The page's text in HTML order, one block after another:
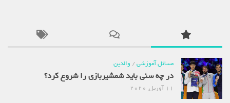
مسائل آموزشی/ والدین
در چه سنی باید شمشیربازی را شروع کرد؟
11 آوریل, 2020